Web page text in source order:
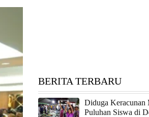
BERITA TERBARU
Diduga Keracunan
Puluhan Siswa di